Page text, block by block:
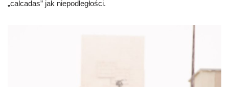
„calcadas” jak niepodległości.